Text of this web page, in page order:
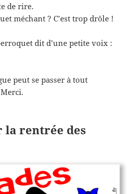
de rire.
méchant ? C’est trop drôle !
dit d’une petite voix :
peut se passer à tout
la rentrée des